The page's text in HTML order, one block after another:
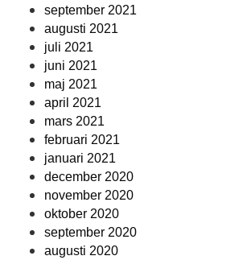
september 2021
augusti 2021
juli 2021
juni 2021
maj 2021
april 2021
mars 2021
februari 2021
januari 2021
december 2020
november 2020
oktober 2020
september 2020
augusti 2020